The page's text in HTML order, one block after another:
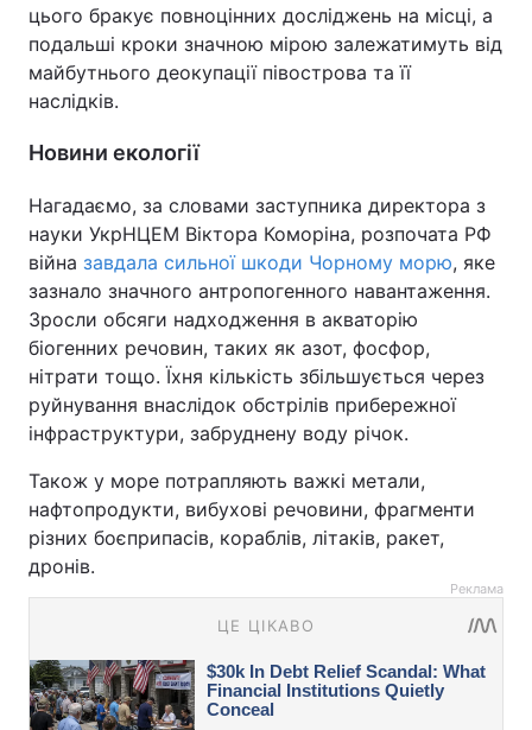
цього бракує повноцінних досліджень на місці, а
подальші кроки значною мірою залежатимуть від
майбутнього деокупації півострова та її
наслідків.
Новини екології
Нагадаємо, за словами заступника директора з
науки УкрНЦЕМ Віктора Коморіна, розпочата РФ
війна завдала сильної шкоди Чорному морю, яке
зазнало значного антропогенного навантаження.
Зросли обсяги надходження в акваторію
біогенних речовин, таких як азот, фосфор,
нітрати тощо. Їхня кількість збільшується через
руйнування внаслідок обстрілів прибережної
інфраструктури, забруднену воду річок.
Також у море потрапляють важкі метали,
нафтопродукти, вибухові речовини, фрагменти
різних боєприпасів, кораблів, літаків, ракет,
дронів.
Реклама